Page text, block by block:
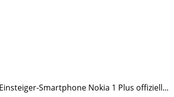
Smartphone Nokia 1 Plus offiziell...